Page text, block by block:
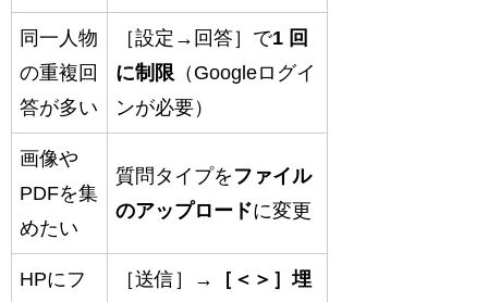
同一人物
の重複回
答が多い
［設定→回答］で1 回
に制限 （Googleログイ
ンが必要）
画像や
PDFを集
めたい
質問タイプを ファイル
のアップロードに変更
HPにフ
［送信］→
［＜＞］埋